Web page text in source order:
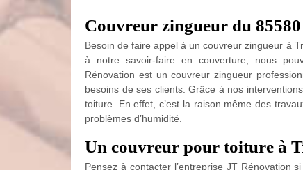
Couvreur zingueur du
Besoin de faire appel à un couvreur zingueur à
à notre savoir-faire en couverture, nous
Rénovation est un couvreur zingueur
besoins de ses clients. Grâce à nos
toiture. En effet, c’est la raison même des
problèmes d’humidité.
Un couvreur pour toiture à
Pensez à contacter l’entreprise JT Rénovation